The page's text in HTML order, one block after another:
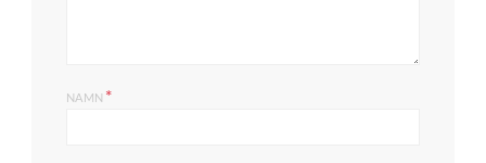
NAMN *